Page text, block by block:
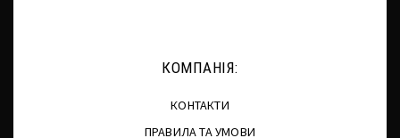
КОМПАНІЯ:
КОНТАКТИ
ПРАВИЛА ТА УМОВИ